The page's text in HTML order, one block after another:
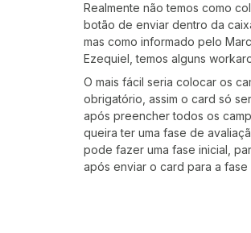
Realmente não temos como
botão de enviar dentro da
mas como informado pelo
Ezequiel, temos alguns
O mais fácil seria colocar os
obrigatório, assim o card só
após preencher todos os
queira ter uma fase de
pode fazer uma fase inicial,
após enviar o card para a fase